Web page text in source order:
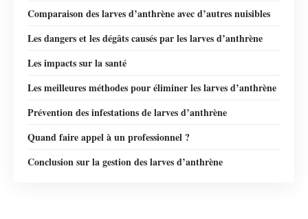
Comparaison des larves d’anthrène avec d’autres nuisibles
Les dangers et les dégâts causés par les larves d’anthrène
Les impacts sur la santé
Les meilleures méthodes pour éliminer les larves d’anthrène
Prévention des infestations de larves d’anthrène
Quand faire appel à un professionnel ?
Conclusion sur la gestion des larves d’anthrène